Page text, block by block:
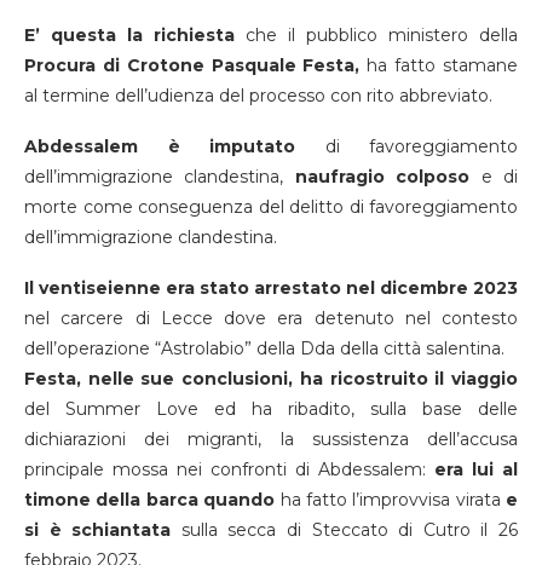
E’ questa la richiesta che il pubblico ministero della
Procura di Crotone Pasquale Festa, ha fatto stamane
al termine dell’udienza del processo con rito abbreviato.
Abdessalem è imputato di favoreggiamento
dell’immigrazione clandestina, naufragio colposo e di
morte come conseguenza del delitto di favoreggiamento
dell’immigrazione clandestina.
Il ventiseienne era stato arrestato nel dicembre 2023
nel carcere di Lecce dove era detenuto nel contesto
dell’operazione “Astrolabio” della Dda della città salentina.
Festa, nelle sue conclusioni, ha ricostruito il viaggio
del Summer Love ed ha ribadito, sulla base delle
dichiarazioni dei migranti, la sussistenza dell’accusa
principale mossa nei confronti di Abdessalem: era lui al
timone della barca quando ha fatto l’improvvisa virata e
si è schiantata sulla secca di Steccato di Cutro il 26
febbraio 2023.